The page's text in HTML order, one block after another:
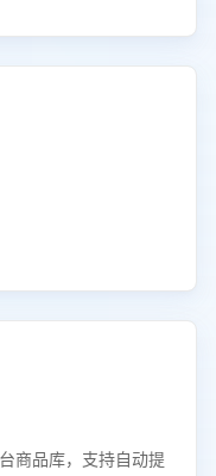
商品库，支持自动提